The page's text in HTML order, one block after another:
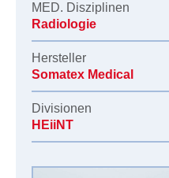
MED. Disziplinen
Radiologie
Hersteller
Somatex Medical
Divisionen
HEiiNT